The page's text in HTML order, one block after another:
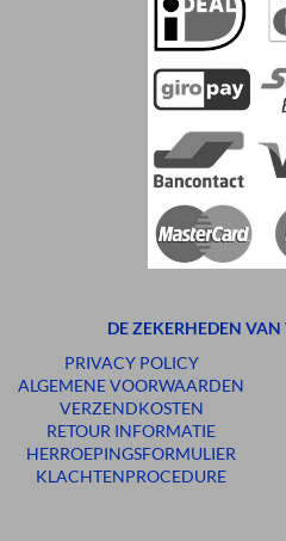
DE ZEKERHEDEN
PRIVACY POLICY
ALGEMENE VOORWAARDEN
VERZENDKOSTEN
RETOUR INFORMATIE
HERROEPINGSFORMULIER
KLACHTENPROCEDURE